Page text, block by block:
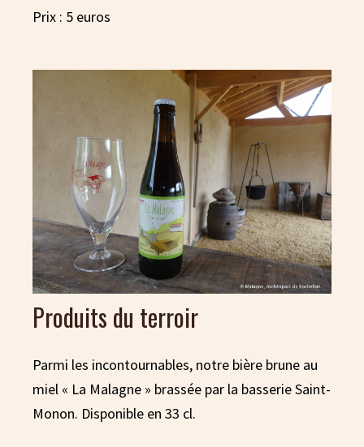
Prix : 5 euros
Produits du terroir
Parmi les incontournables, notre bière brune au
miel « La Malagne » brassée par la basserie Saint-
Monon. Disponible en 33 cl.